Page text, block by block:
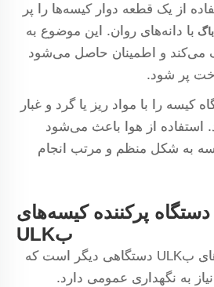
از یک قطعه دوار کیسه‌ها را پر
با دانه‌های روان. این موضوع به
و اطمینان حاصل می‌شود
پر شود.
کیسه را با مواد ریز یا گرد و غبار
استفاده از هوا باعث می‌شود
به شکل منظم و مرتب انجام
پرکننده کیسه‌های
بULK
دستگاه پرکننده کیسه‌های بULK دستگاهی دیگر است که
به نگهداری عمومی دارد.